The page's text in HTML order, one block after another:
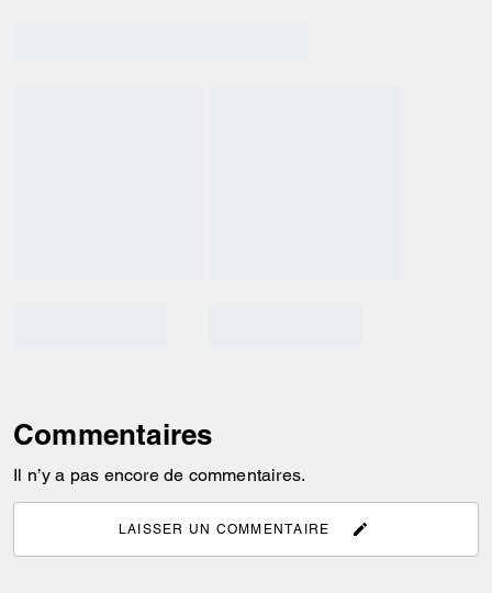
Commentaires
Il n’y a pas encore de commentaires.
LAISSER UN COMMENTAIRE